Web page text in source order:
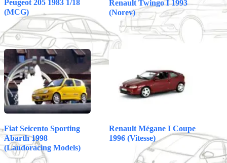
Peugeot 205 1983 1/18
(MCG)
Renault Twingo I 1993
(Norev)
Fiat Seicento Sporting
Abarth 1998
(Laudoracing Models)
Renault Mégane I Coupe
1996 (Vitesse)